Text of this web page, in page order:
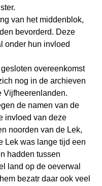
van het middenblok,
bevorderd. Deze
onder hun invloed
overeenkomst
nog in de archieven
Vijfheerenlanden.
de namen van de
invloed van deze
noorden van de Lek,
Lek was lange tijd een
hadden tussen
land op de oeverwal
bezatr daar ook veel